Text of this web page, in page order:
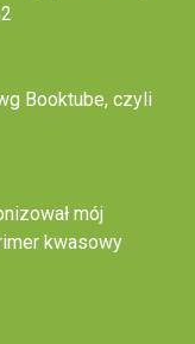
Booktube, czyli
mój
kwasowy